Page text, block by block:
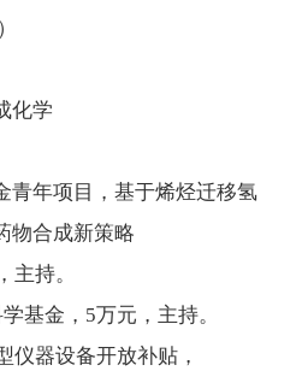
化学
青年项目，基于烯烃迁移氢
物合成新策略
主持。
基金，5万元，主持。
仪器设备开放补贴，